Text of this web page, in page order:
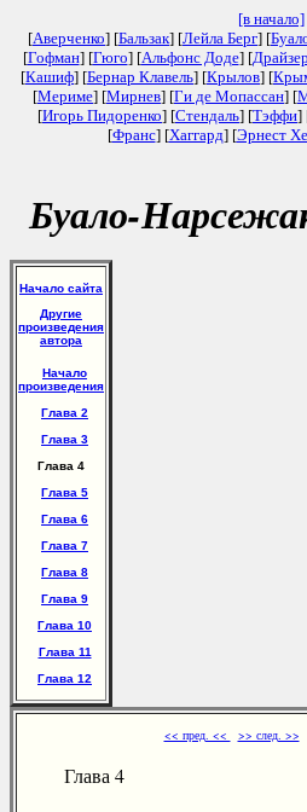
[в начало]
[Аверченко] [Бальзак] [Лейла Берг] [
[Гофман] [Гюго] [Альфонс Доде] [Драйзер
[Кашиф] [Бернар Клавель] [Крылов] [
[Мериме] [Мирнев] [Ги де Мопассан] [
[Игорь Пидоренко] [Стендаль] [Тэффи]
[Франс] [Хаггард] [Эрнест
Буало-
Начало сайта
Другие
произведения
автора
Начало
произведения
Глава 2
Глава 3
Глава 4
Глава 5
Глава 6
Глава 7
Глава 8
Глава 9
Глава 10
Глава 11
Глава 12
<< пред. << >> след. >>
Глава 4